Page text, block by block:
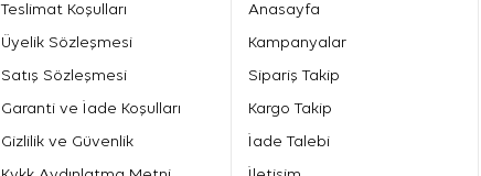
Teslimat Koşulları
Üyelik Sözleşmesi
Satış Sözleşmesi
Garanti ve İade Koşulları
Gizlilik ve Güvenlik
Anasayfa
Kampanyalar
Sipariş Takip
Kargo Takip
İade Talebi